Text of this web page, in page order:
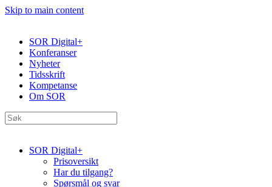
Skip to main content
SOR Digital+
Konferanser
Nyheter
Tidsskrift
Kompetanse
Om SOR
SOR Digital+
Prisoversikt
Har du tilgang?
Spørsmål og svar